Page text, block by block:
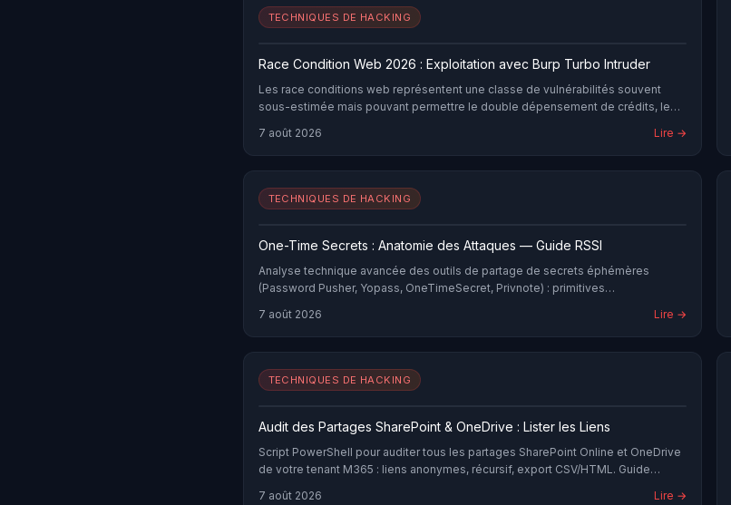
TECHNIQUES DE HACKING
Race Condition Web 2026 : Exploitation avec Burp Turbo Intruder
Les race conditions web représentent une classe de vulnérabilités souvent
sous-estimée mais pouvant permettre le double dépensement de crédits, le
techniques d'exploitation modernes avec Burp Suite Turbo Intruder, la Single-
Packet Attack de James Kettle, et les patterns de correction robustes pour
7 août 2026 Lire →
TECHNIQUES DE HACKING
One-Time Secrets : Anatomie des Attaques — Guide RSSI
Analyse technique avancée des outils de partage de secrets éphémères
(Password Pusher, Yopass, OneTimeSecret, Privnote) : primitives
détection Blue Team et alternatives Zero Trust JIT Vault.
7 août 2026 Lire →
TECHNIQUES DE HACKING
Audit des Partages SharePoint & OneDrive : Lister les Liens
Script PowerShell pour auditer tous les partages SharePoint Online et OneDrive
de votre tenant M365 : liens anonymes, récursif, export CSV/HTML. Guide
7 août 2026 Lire →